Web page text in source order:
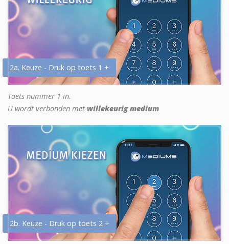
2a. Keuze - Druk op toets 1 +
Toets nummer 1 in.
U wordt verbonden met willekeurig medium
2b. Keuze - Druk op toets 2 +